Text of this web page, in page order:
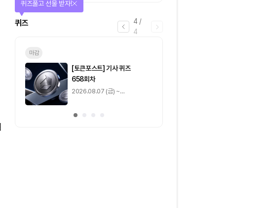
4 /
4
퀴즈
퀴즈풀고 선물 받자!
마감
[토큰포스트] 기사 퀴즈
658회차
2026.08.07 (금) ~